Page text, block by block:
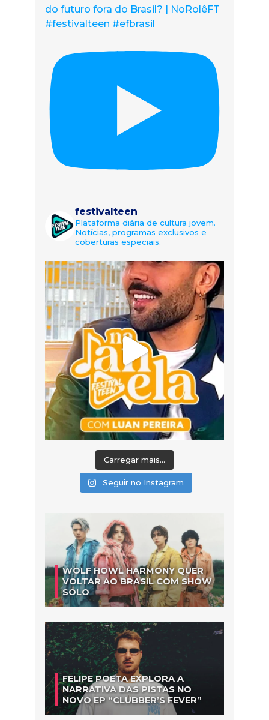
do futuro fora do Brasil? | NoRolêFT
#festivalteen #efbrasil
festivalteen
Plataforma diária de cultura jovem.
Notícias, programas exclusivos e
coberturas especiais.
Carregar mais...
Seguir no Instagram
WOLF HOWL HARMONY QUER
VOLTAR AO BRASIL COM SHOW
SOLO
FELIPE POETA EXPLORA A
NARRATIVA DAS PISTAS NO
NOVO EP “CLUBBER’S FEVER”